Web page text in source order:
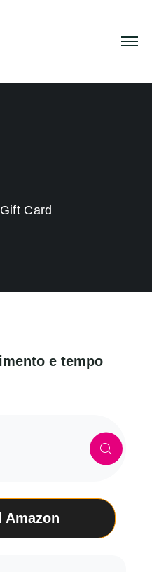
Gift Card
imento e tempo
Amazon